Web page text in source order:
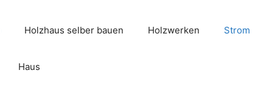
Holzhaus selber bauen Holzwerken Strom
Haus